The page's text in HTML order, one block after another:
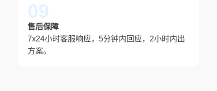
09
售后保障
7x24小时客服响应，5分钟内回应，2小时内出
方案。